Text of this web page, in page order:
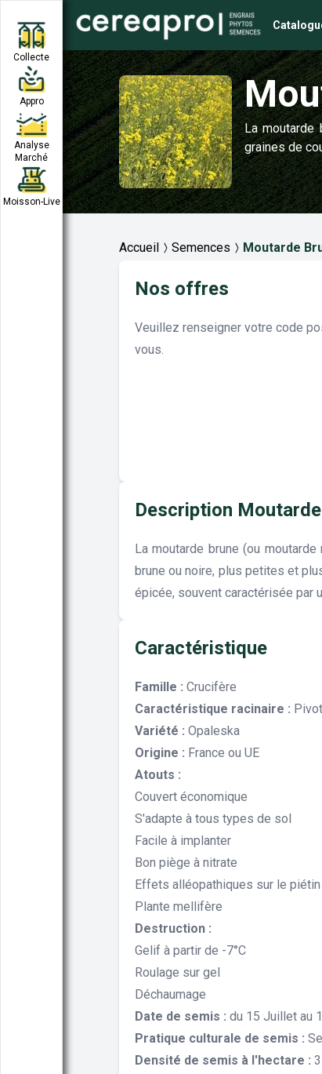
Collecte
Appro
Analyse
Marché
Moisson-Live
La moutarde
graines de
Accueil Semences Moutarde
Nos offres
Veuillez renseigner votre code
vous.
Description
La moutarde brune (ou
brune ou noire, plus petites et
épicée, souvent caractérisée par
Caractéristique
Famille : Crucifère
Caractéristique racinaire :
Variété : Opaleska
Origine : France ou UE
Atouts :
Couvert économique
S'adapte à tous types de sol
Facile à implanter
Bon piège à nitrate
Effets alléopathiques sur le
Plante mellifère
Destruction :
Gelif à partir de -7°C
Roulage sur gel
Déchaumage
Date de semis : du 15 Juillet au
Pratique culturale de semis :
Densité de semis à l'hectare :